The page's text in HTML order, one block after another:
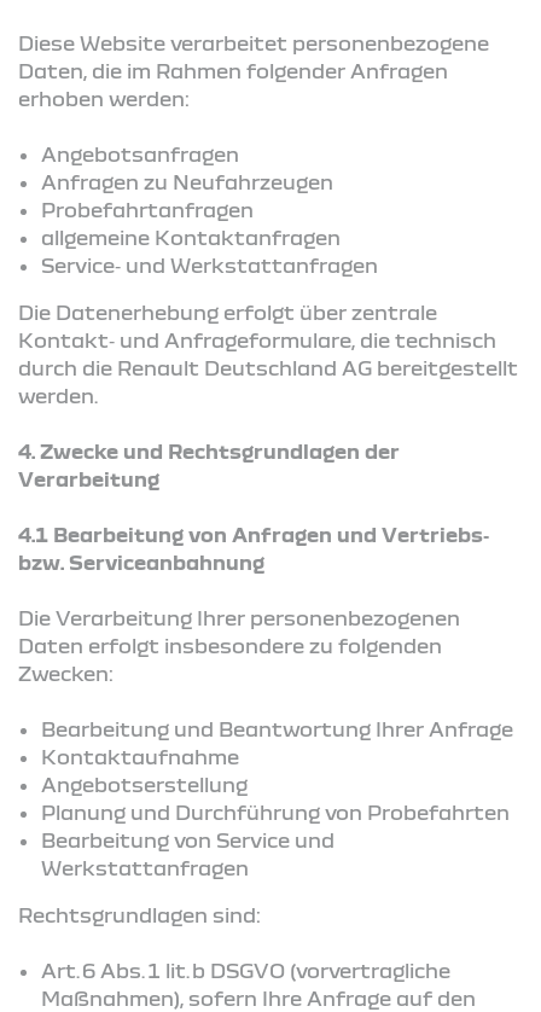
Diese Website verarbeitet personenbezogene
Daten, die im Rahmen folgender Anfragen
erhoben werden:
Angebotsanfragen
Anfragen zu Neufahrzeugen
Probefahrtanfragen
allgemeine Kontaktanfragen
Service‑ und Werkstattanfragen
Die Datenerhebung erfolgt über zentrale
Kontakt‑ und Anfrageformulare, die technisch
durch die Renault Deutschland AG bereitgestellt
werden.
4. Zwecke und Rechtsgrundlagen der
Verarbeitung
4.1 Bearbeitung von Anfragen und Vertriebs‑
bzw. Serviceanbahnung
Die Verarbeitung Ihrer personenbezogenen
Daten erfolgt insbesondere zu folgenden
Zwecken:
Bearbeitung und Beantwortung Ihrer Anfrage
Kontaktaufnahme
Angebotserstellung
Planung und Durchführung von Probefahrten
Bearbeitung von Service und
Werkstattanfragen
Rechtsgrundlagen sind:
Art. 6 Abs. 1 lit. b DSGVO (vorvertragliche
Maßnahmen), sofern Ihre Anfrage auf den